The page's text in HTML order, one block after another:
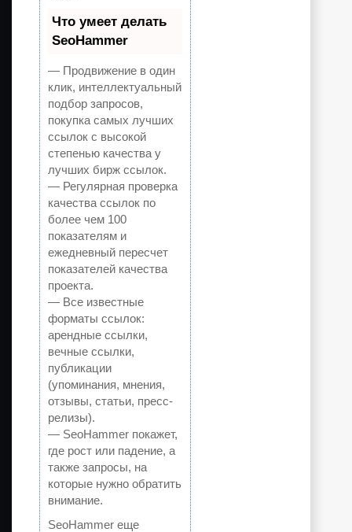
Что умеет делать
SeoHammer
— Продвижение в один
клик, интеллектуальный
подбор запросов,
покупка самых лучших
ссылок с высокой
степенью качества у
лучших бирж ссылок.
— Регулярная проверка
качества ссылок по
более чем 100
показателям и
ежедневный пересчет
показателей качества
проекта.
— Все известные
форматы ссылок:
арендные ссылки,
вечные ссылки,
публикации
(упоминания, мнения,
отзывы, статьи, пресс-
релизы).
— SeoHammer покажет,
где рост или падение, а
также запросы, на
которые нужно обратить
внимание.
SeoHammer еще